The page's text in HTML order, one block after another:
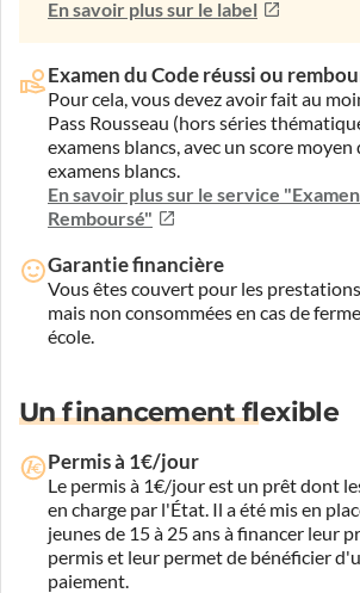
En savoir plus sur le label
Examen du Code réussi ou
Pour cela, vous devez avoir fait au
Pass Rousseau (hors séries
examens blancs, avec un score
examens blancs.
En savoir plus sur le service
Remboursé"
Garantie financière
Vous êtes couvert pour les
mais non consommées en cas de
école.
Un financement flexible
Permis à 1€/jour
Le permis à 1€/jour est un prêt dont
en charge par l'État. Il a été mis en
jeunes de 15 à 25 ans à financer leur
permis et leur permet de bénéficier
paiement.